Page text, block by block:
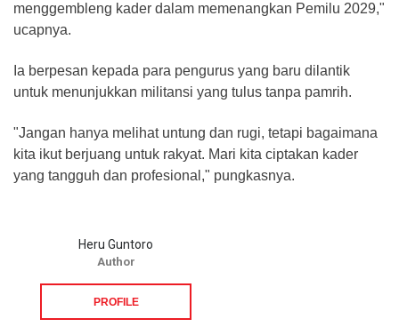
menggembleng kader dalam memenangkan Pemilu 2029,"
ucapnya.
Ia berpesan kepada para pengurus yang baru dilantik
untuk menunjukkan militansi yang tulus tanpa pamrih.
"Jangan hanya melihat untung dan rugi, tetapi bagaimana
kita ikut berjuang untuk rakyat. Mari kita ciptakan kader
yang tangguh dan profesional," pungkasnya.
Heru Guntoro
Author
PROFILE